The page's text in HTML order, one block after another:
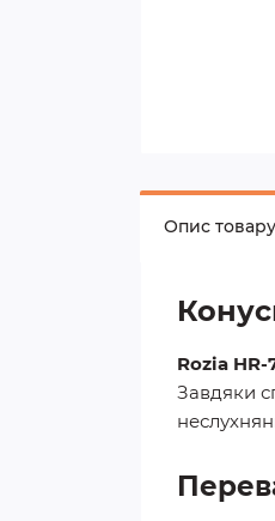
Опис товару
Rozia HR-
Завдяки